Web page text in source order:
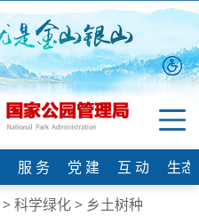
服 务 党 建 互 动
生
>科学绿化> 乡土树种